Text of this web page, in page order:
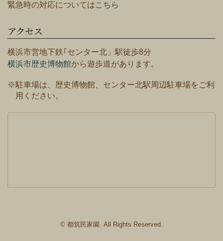
緊急時の対応についてはこちら
アクセス
横浜市営地下鉄｢センター北」駅徒歩8分
横浜市歴史博物館から遊歩道があります。
※駐車場は、歴史博物館、センター北駅周辺駐車場をご利
用ください。
© 都筑民家園. All Rights Reserved.